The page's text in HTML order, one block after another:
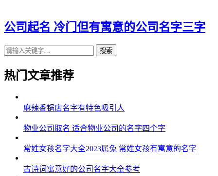
44、则诚、桦威、伦谦、柏圣、华竹
45、仁翔、炅志、森茂、辛诺、安傲
46、佳建、尚沱、领程、杰奇、勇欢
48、超任、冬永、锡美、翔飞、子新
49、超铿、惟滨、奇冠、劲雄、华滨
50、锦华、硕点、驹祥、罡承、建思
51、哲希、越兆、元皓、杭肖、正琳
公司起名 冷门但有寓意的公司名字三字
搜索
热门文章推荐
麻辣香锅店名字有特色吸引人
物业公司取名 适合物业公司的名字四个字
常姓女孩名字大全2023属兔 常姓女孩有寓意的名字
古诗词寓意好的公司名字大全参考